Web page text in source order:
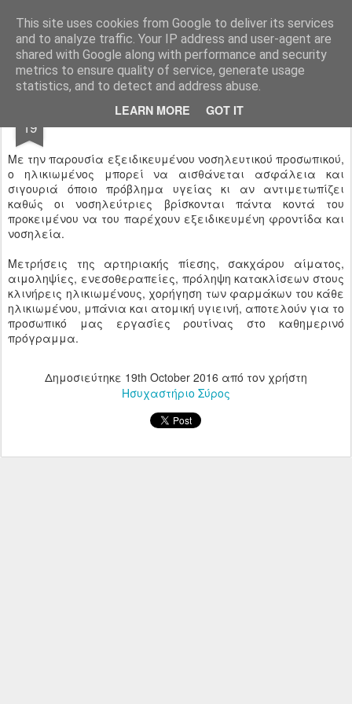
This site uses cookies from Google to deliver its services
and to analyze traffic. Your IP address and user-agent are
shared with Google along with performance and security
metrics to ensure quality of service, generate usage
statistics, and to detect and address abuse.
LEARN MORE GOT IT
Ησυχαστήριο "Παναγία της Ελπίδος" Ιεράς Μονής Αδελφών του Ελέους
19 ΝΟΣΗΛΕΥΤΙΚΕΣ ΥΠΗΡΕΣΙΕΣ
Με την παρουσία εξειδικευμένου νοσηλευτικού προσωπικού,
ο ηλικιωμένος μπορεί να αισθάνεται ασφάλεια και
σιγουριά όποιο πρόβλημα υγείας κι αν αντιμετωπίζει
καθώς οι νοσηλεύτριες βρίσκονται πάντα κοντά του
προκειμένου να του παρέχουν εξειδικευμένη φροντίδα και
νοσηλεία.
Μετρήσεις της αρτηριακής πίεσης, σακχάρου αίματος,
αιμοληψίες, ενεσοθεραπείες, πρόληψη κατακλίσεων στους
κλινήρεις ηλικιωμένους, χορήγηση των φαρμάκων του κάθε
ηλικιωμένου, μπάνια και ατομική υγιεινή, αποτελούν για το
προσωπικό μας εργασίες ρουτίνας στο καθημερινό
πρόγραμμα.
Δημοσιεύτηκε 19th October 2016 από τον χρήστη
Ησυχαστήριο Σύρος